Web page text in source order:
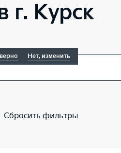
г. Курск
Нет, изменить
Сбросить фильтры